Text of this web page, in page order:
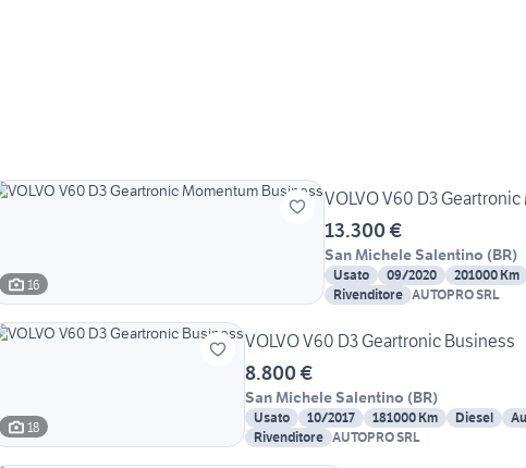
16
VOLVO V60 D3
13.300 €
San Michele Salentino (BR)
Usato 09/2020 201000 Km
Rivenditore AUTOPRO SRL
18
VOLVO V60 D3 Geartronic Business
8.800 €
San Michele Salentino (BR)
Usato 10/2017 181000 Km Diesel
Rivenditore AUTOPRO SRL